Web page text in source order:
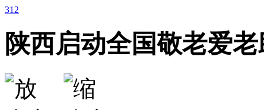
312
陕西启动全国敬老爱